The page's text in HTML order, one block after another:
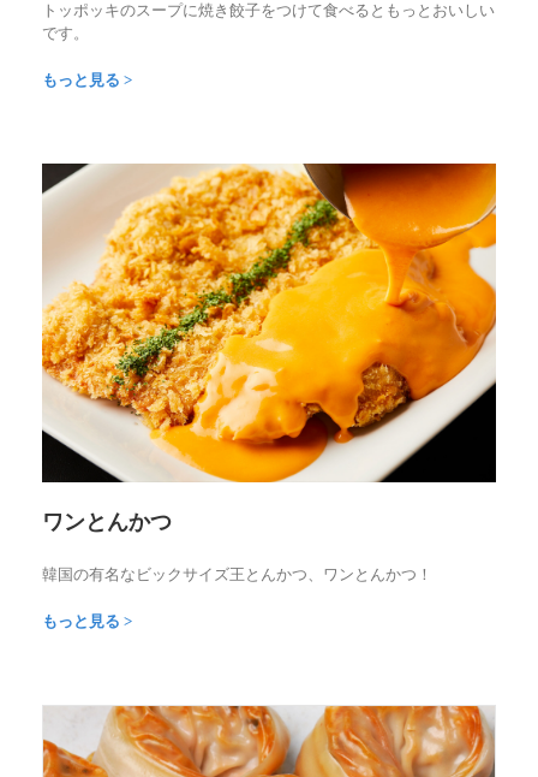
トッポッキのスープに焼き餃子をつけて食べるともっとおいしい
です。
もっと見る >
ワンとんかつ
韓国の有名なビックサイズ王とんかつ、ワンとんかつ！
もっと見る >